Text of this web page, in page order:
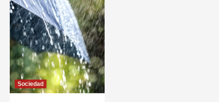
Sociedad